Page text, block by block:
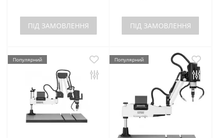
ПІД ЗАМОВЛЕННЯ ПІД ЗАМОВЛЕННЯ
Популярний Популярний